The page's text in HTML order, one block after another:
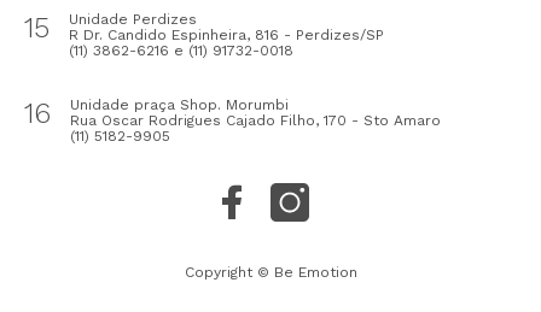
15
Unidade Perdizes
R Dr. Candido Espinheira, 816 - Perdizes/SP
(11) 3862-6216 e (11) 91732-0018
16
Unidade praça Shop. Morumbi
Rua Oscar Rodrigues Cajado Filho, 170 - Sto Amaro
(11) 5182-9905
Copyright © Be Emotion